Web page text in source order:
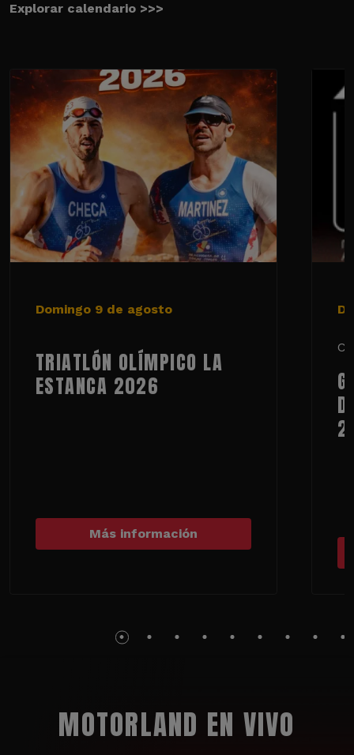
Explorar calendario >>>
Domingo 9 de agosto
TRIATLÓN OLÍMPICO LA
ESTANCA 2026
Más información
MOTORLAND EN VIVO